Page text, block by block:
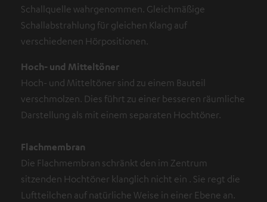
Schallquelle wahrgenommen. Gleichmäßige
Schallabstrahlung für gleichen Klang auf
verschiedenen Hörpositionen.
Hoch- und Mitteltöner
Hoch- und Mitteltöner sind zu einem Bauteil
verschmolzen. Dies führt zu einer besseren räumliche
Darstellung als mit einem separaten Hochtöner.
Flachmembran
Die Flachmembran schränkt den im Zentrum
sitzenden Hochtöner klanglich nicht ein . Sie regt die
Luftteilchen auf natürliche Weise in einer Ebene an.